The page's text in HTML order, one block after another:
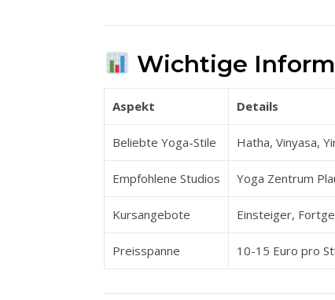
Wichtige
Aspekt Details
Beliebte Yoga-Stile Hatha, Vinyasa,
Empfohlene Studios Yoga Zentrum
Kursangebote Einsteiger,
Preisspanne 10-15 Euro pro